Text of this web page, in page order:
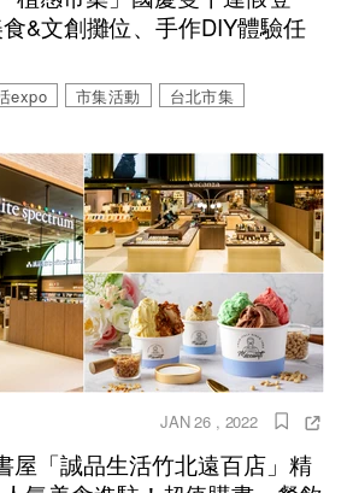
&文創攤位、手作DIY體驗任
expo 市集活動 台北市集
JAN 26 , 2022
屋「誠品生活竹北遠百店」精